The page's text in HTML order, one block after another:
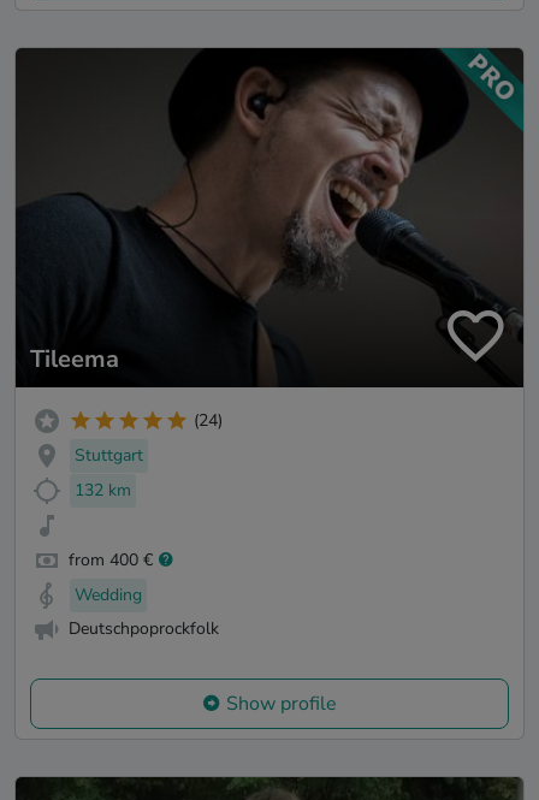
Tileema
(24)
Stuttgart
132 km
from 400 €
Wedding
Deutschpoprockfolk
Show profile